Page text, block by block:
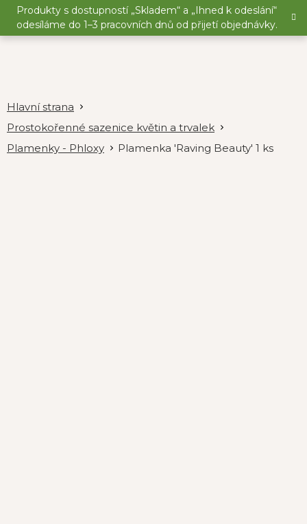
Přejít
obsah
Produkty s dostupností „Skladem“ a „Ihned k odeslání“
odesíláme do 1–3 pracovních dnů od přijetí objednávky.
Prostokořenné sazenice květin a trvalek
Plamenky - Phloxy
Plamenka 'Raving Beauty' 1 ks